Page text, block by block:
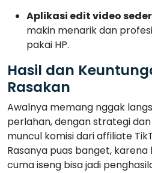
Aplikasi edit video
makin menarik dan
pakai HP.
Hasil dan
Rasakan
Awalnya memang nggak
perlahan, dengan strategi
muncul komisi dari affiliate
Rasanya puas banget,
cuma iseng bisa jadi